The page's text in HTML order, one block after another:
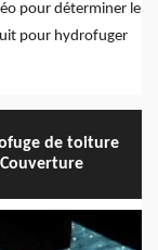
pour déterminer le
pour hydrofuger
de toiture